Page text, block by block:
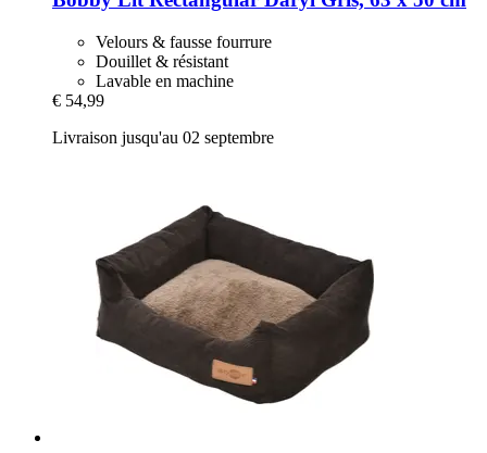
Velours & fausse fourrure
Douillet & résistant
Lavable en machine
€ 54,99
Livraison jusqu'au 02 septembre